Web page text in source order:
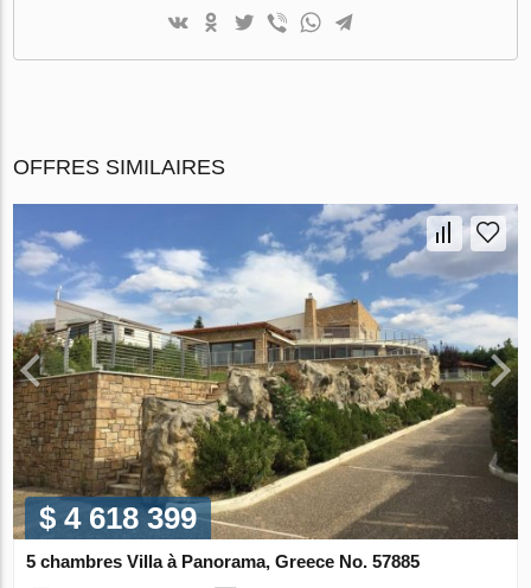
OFFRES SIMILAIRES
$ 4 618 399
5 chambres Villa à Panorama, Greece No. 57885